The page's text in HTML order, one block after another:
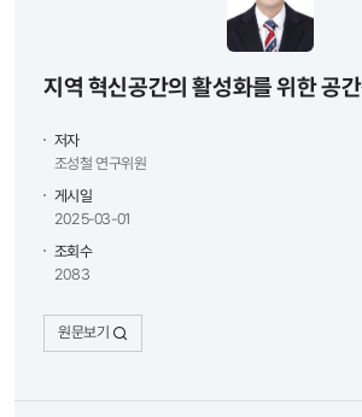
지역 혁신공간의 활성화를 위한 공
저자
조성철 연구위원
게시일
2025-03-01
조회수
2083
원문보기